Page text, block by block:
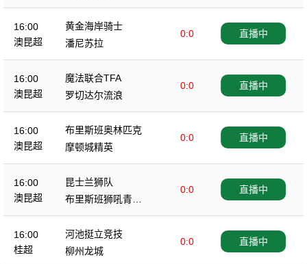
16:00
澳昆超
黄金海岸骑士
0:0
潘尼苏拉
直播中
16:00
澳昆超
魔法联合TFA
0:0
罗切达尔流浪
直播中
16:00
澳昆超
布里斯班奥林匹克
0:0
摩顿城精英
直播中
16:00
澳昆超
昆士兰狮队
0:0
布里斯班狮吼青年
队
直播中
16:00
桂超
河池挺立竞技
0:0
柳州龙城
直播中